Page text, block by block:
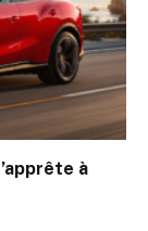
à